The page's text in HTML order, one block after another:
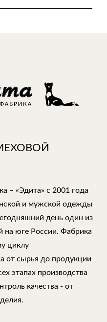
– «Эдита» с 2001 года
и мужской одежды
день один из
на юге России. Фабрика
циклу
от сырья до продукции
этапах производства
качества - от